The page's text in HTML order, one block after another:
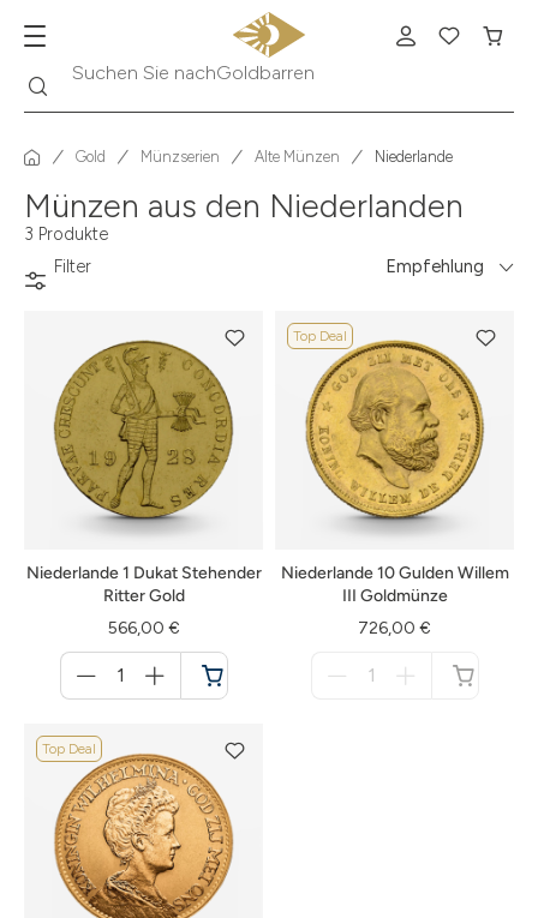
Suchen Sie nachGoldbarren
Gold Münzserien Alte Münzen Niederlande
Münzen aus den Niederlanden
3 Produkte
Filter
Empfehlung
Niederlande 1 Dukat Stehender
Ritter Gold
566,00 €
für
Warenkorb
Top Deal
Niederlande 10 Gulden Willem
III Goldmünze
726,00 €
Top Deal